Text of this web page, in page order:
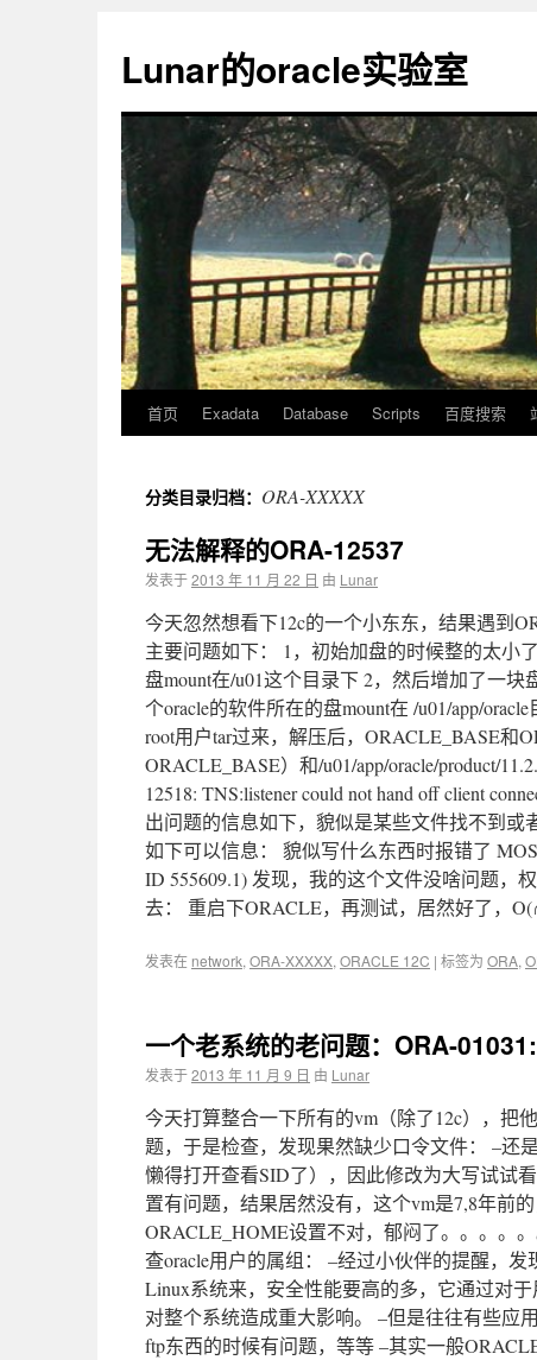
Lunar的oracle实验室
首页 Exadata Database Scripts 百度搜索
分类目录归档： ORA-XXXXX
无法解释的ORA-12537
发表于2013 年 11 月 22 日 由 Lunar
今天忽然想看下12c的一个小东东，结果遇到
主要问题如下： 1，初始加盘的时候整的太小
盘mount在/u01这个目录下 2，然后增加了一
个oracle的软件所在的盘mount在 /u01/app/
root用户tar过来，解压后，ORACLE_BASE和
ORACLE_BASE）和/u01/app/oracle/product/
12518: TNS:listener could not hand off client
出问题的信息如下，貌似是某些文件找不到或
如下可以信息： 貌似写什么东西时报错了 MOS
ID 555609.1) 发现，我的这个文件没啥问题，
去： 重启下ORACLE，再测试，居然好了，
发表在 network, ORA-XXXXX, ORACLE 12C | 标签为 ORA,
一个老系统的老问题：ORA-
发表于2013 年 11 月 9 日 由 Lunar
今天打算整合一下所有的vm（除了12c），把
题，于是检查，发现果然缺少口令文件： –还
懒得打开查看SID了），因此修改为大写试试
置有问题，结果居然没有，这个vm是7,8年前
ORACLE_HOME设置不对，郁闷了。。。。
查oracle用户的属组： –经过小伙伴的提醒，
Linux系统来，安全性能要高的多，它通过对
对整个系统造成重大影响。 –但是往往有些应
ftp东西的时候有问题，等等 –其实一般